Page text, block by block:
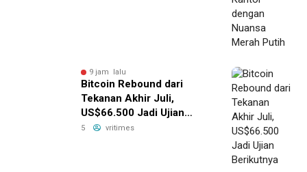
9 jam lalu
Bitcoin Rebound dari
Tekanan Akhir Juli,
US$66.500 Jadi Ujian
Berikutnya
5 vritimes